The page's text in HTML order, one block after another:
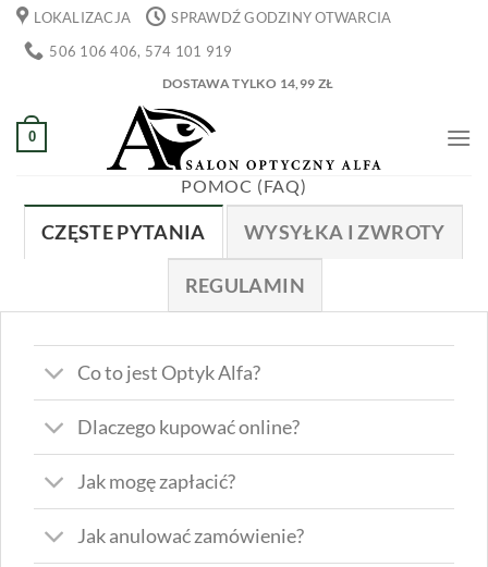
Przewiń
zawartości
LOKALIZACJA
SPRAWDŹ GODZINY OTWARCIA
506 106 406, 574 101 919
DOSTAWA TYLKO 14,99 ZŁ
0
POMOC (FAQ)
CZĘSTE PYTANIA WYSYŁKA I ZWROTY
REGULAMIN
Co to jest Optyk Alfa?
Dlaczego kupować online?
Jak mogę zapłacić?
Jak anulować zamówienie?